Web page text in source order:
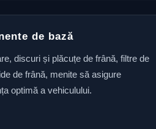
de bază
discuri și plăcuțe de frână, filtre de
de frână, menite să asigure
optimă a vehiculului.